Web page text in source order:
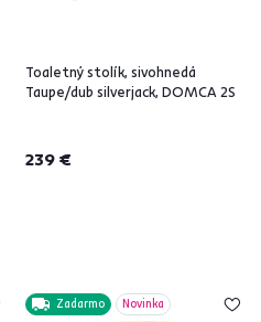
Toaletný stolík, sivohnedá
Taupe/dub silverjack, DOMCA 2S
239 €
Zadarmo Novinka